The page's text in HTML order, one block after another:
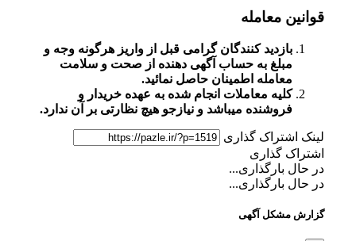
قوانین معامله
بازدید کنندگان گرامی قبل از واریز هرگونه وجه و
مبلغ به حساب آگهی دهنده از صحت و سلامت
معامله اطمینان حاصل نمائید.
کلیه معاملات انجام شده به عهده خریدار و
فروشنده میباشد و نیازجو هیچ نظارتی بر آن ندارد.
لینک اشتراک گذاری
اشتراک گذاری
در حال بارگذاری...
در حال بارگذاری...
گزارش مشکل آگهی